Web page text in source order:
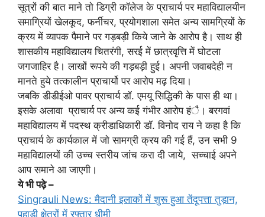
सूत्रों की बात माने तो डिग्री कॉलेज के प्राचार्य पर महाविद्यालयीन
समाग्रियों खेलकूद, फर्नीचर, प्रयोगशाला समेत अन्य सामग्रियों के
क्रय में व्यापक पैमाने पर गड़बड़ी किये जाने के आरोप है। साथ ही
शासकीय महाविद्यालय चितरंगी, सरई में छात्रवृत्ति में घोटला
जगजाहिर है। लाखों रूपये की गड़बड़ी हुई। अपनी जवाबदेही न
मानते हुये तत्कालीन प्राचार्यो पर आरोप मढ़ दिया।
जबकि डीडीईओ पावर प्राचार्य डॉ. एमयू सिद्धिकी के पास ही था।
इसके अलावा प्राचार्य पर अन्य कई गंभीर आरोप हंै। बरगवां
महाविद्यालय में पदस्थ क्रीडाधिकारी डॉ. विनोद राय ने कहा है कि
प्राचार्य के कार्यकाल में जो सामग्री क्रय की गई हैं, उन सभी 9
महाविद्यालयों की उच्च स्तरीय जांच करा दी जाये, सच्चाई अपने
आप समाने आ जाएगी।
ये भी पढ़े –
Singrauli News: मैदानी इलाकों में शुरू हुआ तेंदूपत्ता तुड़ान,
पहाड़ी क्षेत्रों में रफ्तार धीमी